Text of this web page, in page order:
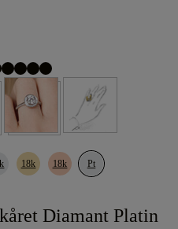
18k 18k Pt
Diamant Platin